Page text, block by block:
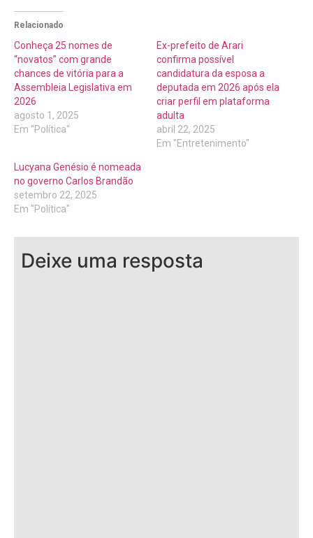
Relacionado
Conheça 25 nomes de
“novatos” com grande
chances de vitória para a
Assembleia Legislativa em
2026
agosto 1, 2025
Em "Política"
Ex-prefeito de Arari
confirma possível
candidatura da esposa a
deputada em 2026 após ela
criar perfil em plataforma
adulta
abril 22, 2025
Em "Entretenimento"
Lucyana Genésio é nomeada
no governo Carlos Brandão
setembro 22, 2025
Em "Política"
Deixe uma resposta